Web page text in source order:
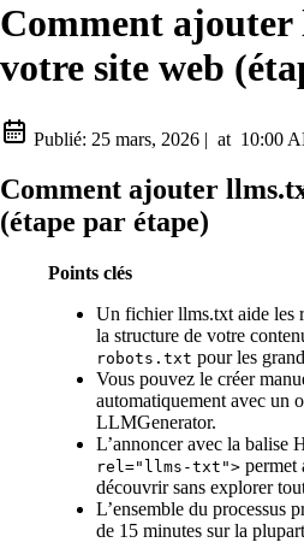
Comment
votre site web
Publié: 25 mars, 2026 | at 10:00
Comment ajouter
(étape par étape)
Points clés
Un fichier llms.txt aide les
la structure de votre
robots.txt pour les
Vous pouvez le créer
automatiquement avec un
LLMGenerator.
L’annoncer avec la balise
rel="llms-txt"> permet
découvrir sans explorer
L’ensemble du processus
de 15 minutes sur la